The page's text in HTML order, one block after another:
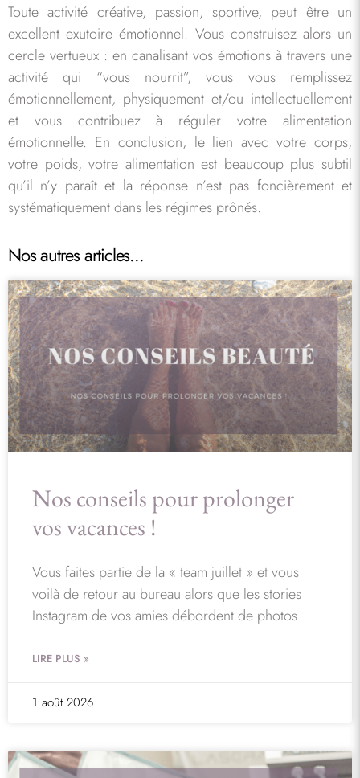
Toute activité créative, passion, sportive, peut être un
excellent exutoire émotionnel. Vous construisez alors un
cercle vertueux : en canalisant vos émotions à travers une
activité qui “vous nourrit”, vous vous remplissez
émotionnellement, physiquement et/ou intellectuellement
et vous contribuez à réguler votre alimentation
émotionnelle. En conclusion, le lien avec votre corps,
votre poids, votre alimentation est beaucoup plus subtil
qu’il n’y paraît et la réponse n’est pas foncièrement et
systématiquement dans les régimes prônés.
Nos autres articles...
Nos conseils pour prolonger
vos vacances !
Vous faites partie de la « team juillet » et vous
voilà de retour au bureau alors que les stories
Instagram de vos amies débordent de photos
LIRE PLUS »
1 août 2026